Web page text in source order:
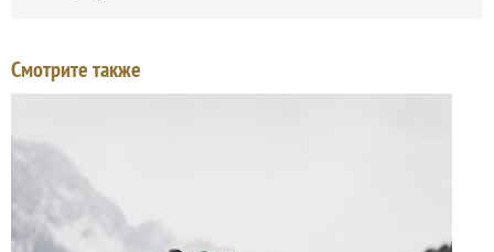
Смотрите также